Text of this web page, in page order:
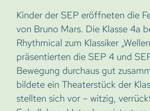
Kinder der SEP eröffneten die
von Bruno Mars. Die Klasse 4a
Rhythmical zum Klassiker
präsentierten die SEP 4 und
Bewegung durchaus gut
bildete ein Theaterstück der
stellten sich vor – witzig,